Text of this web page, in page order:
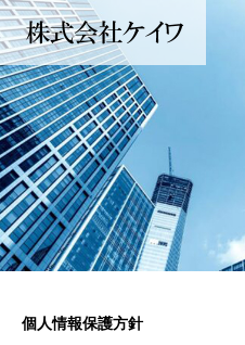
個人情報保護方針